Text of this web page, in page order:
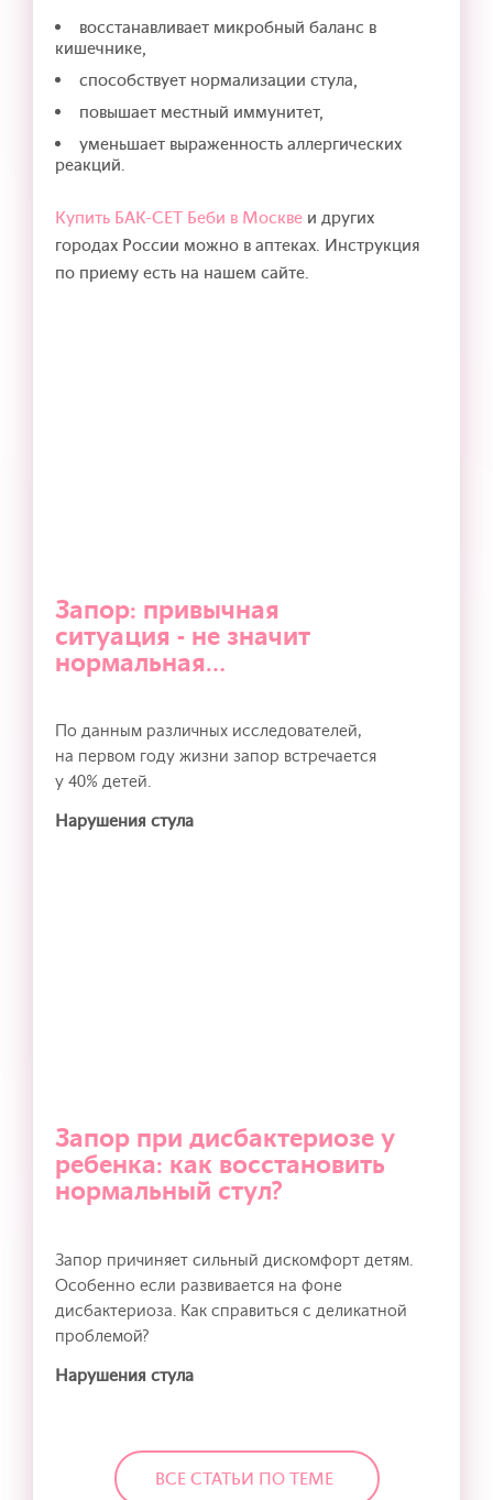
восстанавливает микробный баланс в
кишечнике,
способствует нормализации стула,
повышает местный иммунитет,
уменьшает выраженность аллергических
реакций.
Купить БАК-СЕТ Беби в Москве и других
городах России можно в аптеках. Инструкция
по приему есть на нашем сайте.
Запор: привычная
ситуация - не значит
нормальная…
По данным различных исследователей,
на первом году жизни запор встречается
у 40% детей.
Нарушения стула
Запор при дисбактериозе у
ребенка: как восстановить
нормальный стул?
Запор причиняет сильный дискомфорт детям.
Особенно если развивается на фоне
дисбактериоза. Как справиться с деликатной
проблемой?
Нарушения стула
ВСЕ СТАТЬИ ПО ТЕМЕ